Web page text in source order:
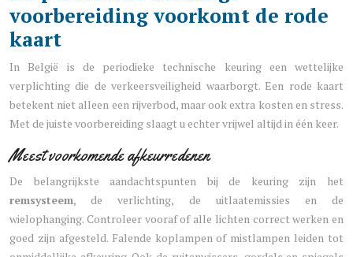
voorbereiding voorkomt de rode
kaart
In België is de periodieke technische keuring een wettelijke
verplichting die de verkeersveiligheid waarborgt. Een rode kaart
betekent niet alleen een rijverbod, maar ook extra kosten en stress.
Met de juiste voorbereiding slaagt u echter vrijwel altijd in één keer.
Meest voorkomende afkeurredenen
De belangrijkste aandachtspunten bij de keuring zijn het
remsysteem, de verlichting, de uitlaatemissies en de
wielophanging. Controleer vooraf of alle lichten correct werken en
goed zijn afgesteld. Falende koplampen of mistlampen leiden tot